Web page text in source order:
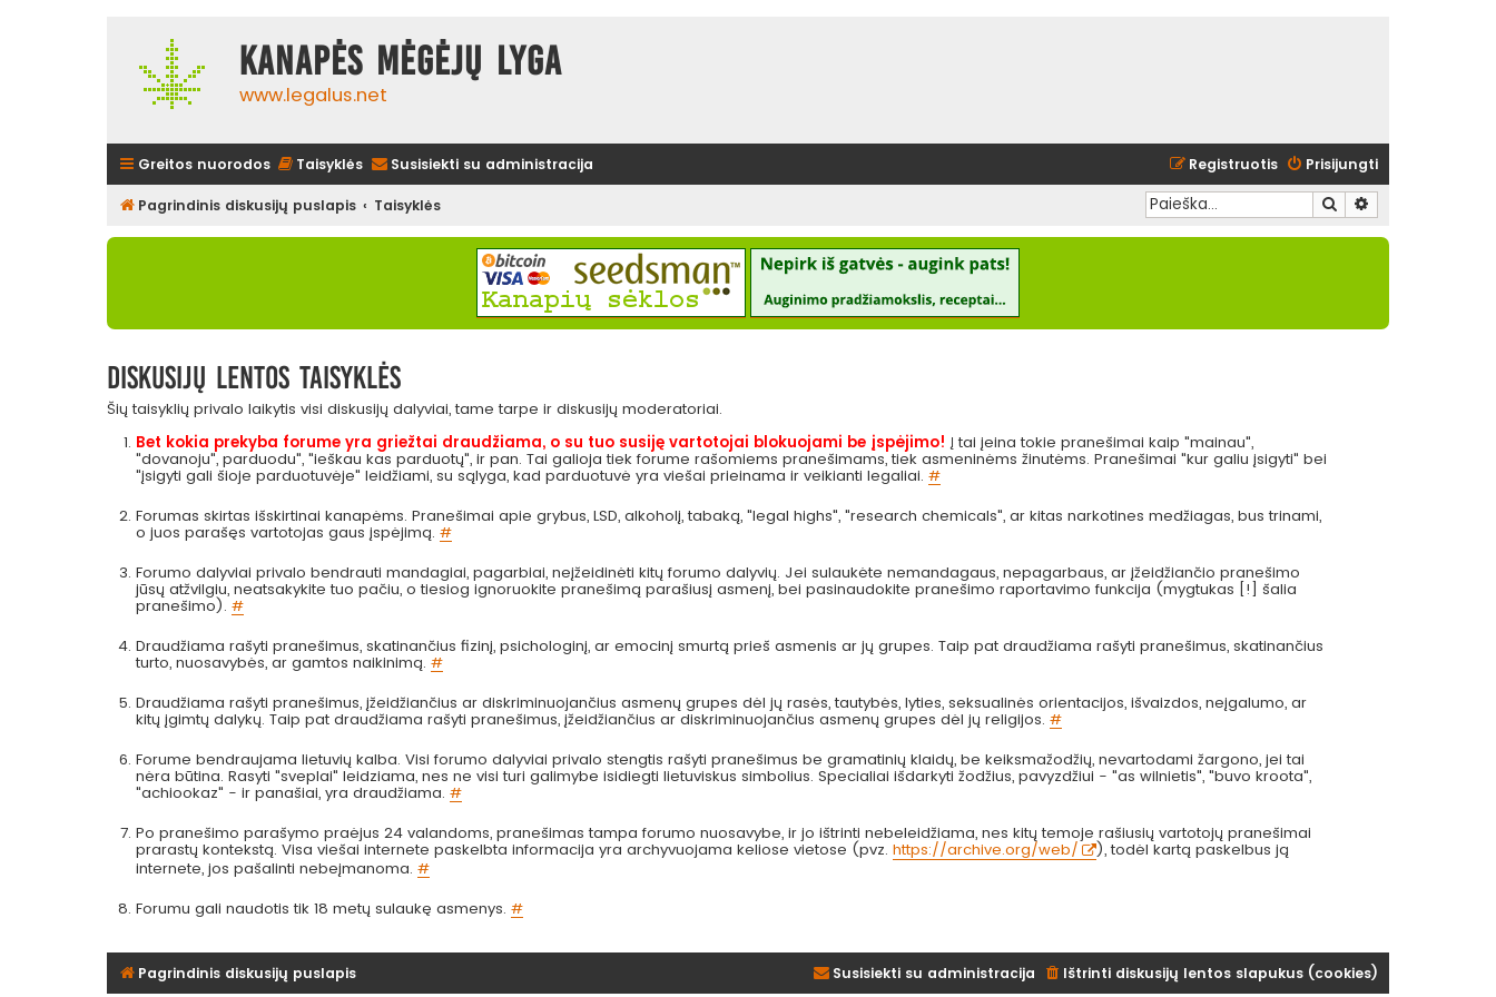
Kanapės mėgėjų lyga
www.legalus.net
Greitos nuorodos Taisyklės Susisiekti su administracija Prisijungti
Registruotis
Pagrindinis diskusijų puslapis Taisyklės Ieškoti
Diskusijų lentos taisyklės
Šių taisyklių privalo laikytis visi diskusijų dalyviai, tame tarpe ir diskusijų moderatoriai.
Bet kokia prekyba forume yra griežtai draudžiama, o su tuo susiję vartotojai blokuojami be įspėjimo! Į tai įeina tokie pranešimai kaip "mainau",
"dovanoju", parduodu", "ieškau kas parduotų", ir pan. Tai galioja tiek forume rašomiems pranešimams, tiek asmeninėms žinutėms. Pranešimai "kur galiu įsigyti" bei
"įsigyti gali šioje parduotuvėje" leidžiami, su sąlyga, kad parduotuvė yra viešai prieinama ir veikianti legaliai.#
Forumas skirtas išskirtinai kanapėms. Pranešimai apie grybus, LSD, alkoholį, tabaką, "legal highs", "research chemicals", ar kitas narkotines medžiagas, bus trinami,
o juos parašęs vartotojas gaus įspėjimą.#
Forumo dalyviai privalo bendrauti mandagiai, pagarbiai, neįžeidinėti kitų forumo dalyvių. Jei sulaukėte nemandagaus, nepagarbaus, ar įžeidžiančio pranešimo
jūsų atžvilgiu, neatsakykite tuo pačiu, o tiesiog ignoruokite pranešimą parašiusį asmenį, bei pasinaudokite pranešimo raportavimo funkcija (mygtukas [!] šalia
pranešimo).#
Draudžiama rašyti pranešimus, skatinančius fizinį, psichologinį, ar emocinį smurtą prieš asmenis ar jų grupes. Taip pat draudžiama rašyti pranešimus, skatinančius
turto, nuosavybės, ar gamtos naikinimą.#
Draudžiama rašyti pranešimus, įžeidžiančius ar diskriminuojančius asmenų grupes dėl jų rasės, tautybės, lyties, seksualinės orientacijos, išvaizdos, neįgalumo, ar
kitų įgimtų dalykų. Taip pat draudžiama rašyti pranešimus, įžeidžiančius ar diskriminuojančius asmenų grupes dėl jų religijos.#
Forume bendraujama lietuvių kalba. Visi forumo dalyviai privalo stengtis rašyti pranešimus be gramatinių klaidų, be keiksmažodžių, nevartodami žargono, jei tai
nėra būtina. Rasyti "sveplai" leidziama, nes ne visi turi galimybe isidiegti lietuviskus simbolius. Specialiai išdarkyti žodžius, pavyzdžiui - "as wilnietis", "buvo kroota",
"achiookaz" - ir panašiai, yra draudžiama.#
Po pranešimo parašymo praėjus 24 valandoms, pranešimas tampa forumo nuosavybe, ir jo ištrinti nebeleidžiama, nes kitų temoje rašiusių vartotojų pranešimai
prarastų kontekstą. Visa viešai internete paskelbta informacija yra archyvuojama keliose vietose (pvz.https://archive.org/web/
), todėl kartą paskelbus ją
internete, jos pašalinti nebeįmanoma.#
Forumu gali naudotis tik 18 metų sulaukę asmenys.#
Pagrindinis diskusijų puslapis Ištrinti diskusijų lentos slapukus (cookies)
Susisiekti su administracija